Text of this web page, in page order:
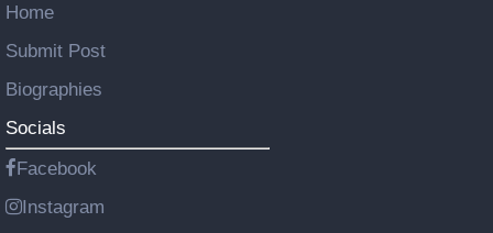
Home
Submit Post
Biographies
Socials
Facebook
Instagram